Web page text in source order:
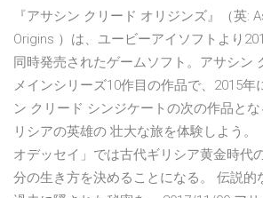
『アサシン クリード オリジンズ』（英:
Origins ）は、ユービーアイソフトより
同時発売されたゲームソフト。アサシン
メインシリーズ10作目の作品で、2015年
ン クリード シンジケートの次の作品と
リシアの英雄の 壮大な旅を体験しよう。
オデッセイ」では古代ギリシア黄金時代
分の生き方を決めることになる。 伝説的